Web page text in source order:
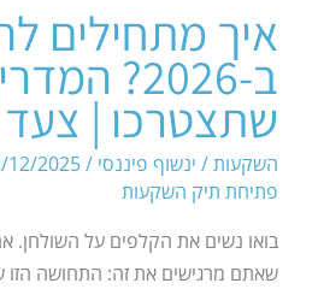
איך מתחילים
ב-2026?
שתצטרכו |
השקעות/ ינשוף פיננסי /
12/2025
פתיחת תיק השקעות
בואו נשים את הקלפים על השולחן.
שאתם מרגישים את זה: התחושה